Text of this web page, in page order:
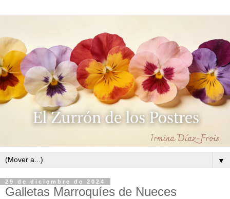
▼
29 de diciembre de 2024
Galletas Marroquíes de Nueces